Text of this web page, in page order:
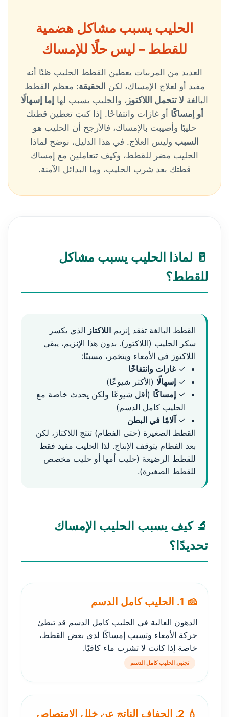
الحليب يسبب مشاكل هضمية
للقطط – ليس حلًا للإمساك
العديد من المربيات يعطين القطط الحليب ظنًا أنه
مفيد أو لعلاج الإمساك، لكن الحقيقة: معظم القطط
البالغة لا تتحمل اللاكتوز ، والحليب يسبب لها إما إسهالًا
أو إمساكًا أو غازات وانتفاخًا. إذا كنتِ تعطين قطتك
حليبًا وأصيبت بالإمساك، فالأرجح أن الحليب هو
السبب وليس العلاج. في هذا الدليل، نوضح لماذا
الحليب مضر للقطط، وكيف تتعاملين مع إمساك
قطتك بعد شرب الحليب، وما البدائل الآمنة.
🥛 لماذا الحليب يسبب مشاكل
للقطط؟
القطط البالغة تفقد إنزيم اللاكتاز الذي يكسر
سكر الحليب (اللاكتوز). بدون هذا الإنزيم، يبقى
اللاكتوز في الأمعاء ويتخمر، مسببًا:
✓غازات وانتفاخًا
✓ إسهالًا (الأكثر شيوعًا)
✓ إمساكًا (أقل شيوعًا ولكن يحدث خاصة مع
الحليب كامل الدسم)
✓ آلامًا في البطن
القطط الصغيرة (حتى الفطام) تنتج اللاكتاز، لكن
بعد الفطام يتوقف الإنتاج. لذا الحليب مفيد فقط
للقطط الرضيعة (حليب أمها أو حليب مخصص
للقطط الصغيرة).
🔬 كيف يسبب الحليب الإمساك
تحديدًا؟
🧀 1. الحليب كامل الدسم
الدهون العالية في الحليب كامل الدسم قد تبطئ
حركة الأمعاء وتسبب إمساكًا لدى بعض القطط،
خاصة إذا كانت لا تشرب ماء كافيًا.
تجنبي الحليب كامل الدسم
💧 2. الجفاف الناتج عن خلل الامتصاص